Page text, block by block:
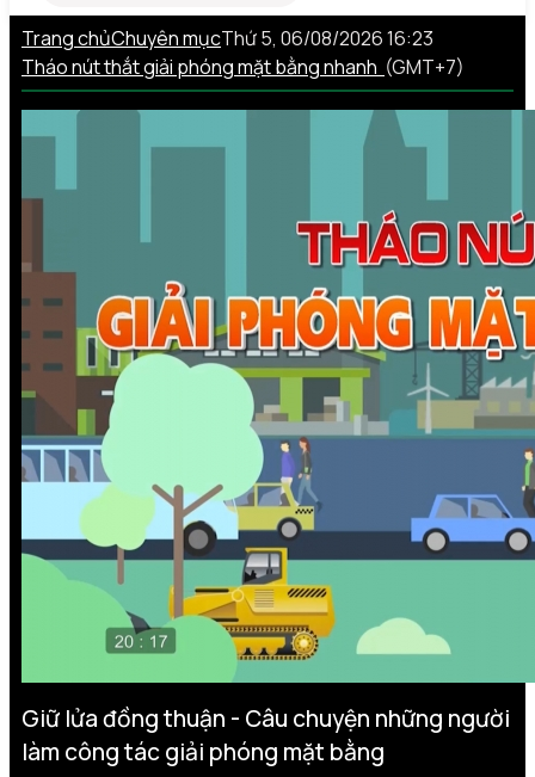
Trang chủChuyên mục
Tháo nút thắt giải phóng mặt bằng nhanh
Thứ 5, 06/08/2026 16:23
(GMT+7)
Giữ lửa đồng thuận - Câu chuyện những người
làm công tác giải phóng mặt bằng